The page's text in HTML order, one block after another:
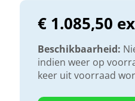
€ 1.085,50
Beschikbaarheid:
indien weer op
keer uit voorraad